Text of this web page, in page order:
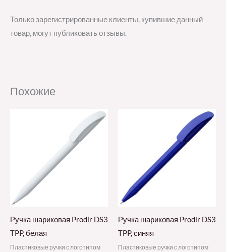
Только зарегистрированные клиенты, купившие данный
товар, могут публиковать отзывы.
Похожие
Ручка шариковая Prodir DS3
TPP, белая
Пластиковые ручки с логотипом
Ручка шариковая Prodir DS3
TPP, синяя
Пластиковые ручки с логотипом